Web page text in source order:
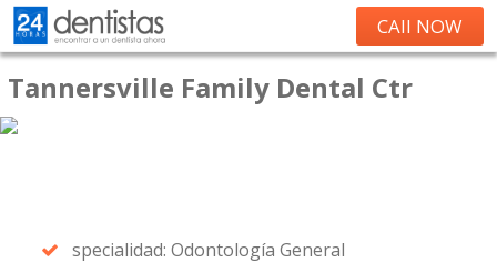
CAll NOW
Tannersville Family Dental Ctr
specialidad: Odontología General